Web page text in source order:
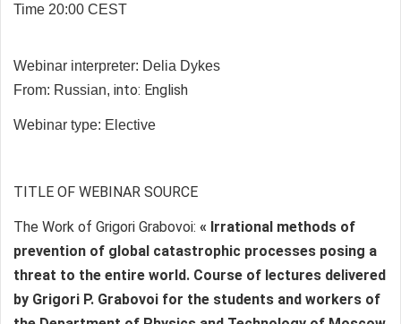
Time 20:00 CEST
Webinar interpreter: Delia Dykes
From: Russian, into: English
Webinar type: Elective
TITLE OF WEBINAR SOURCE
The Work of Grigori Grabovoi: « Irrational methods of
prevention of global catastrophic processes posing a
threat to the entire world. Course of lectures delivered
by Grigori P. Grabovoi for the students and workers of